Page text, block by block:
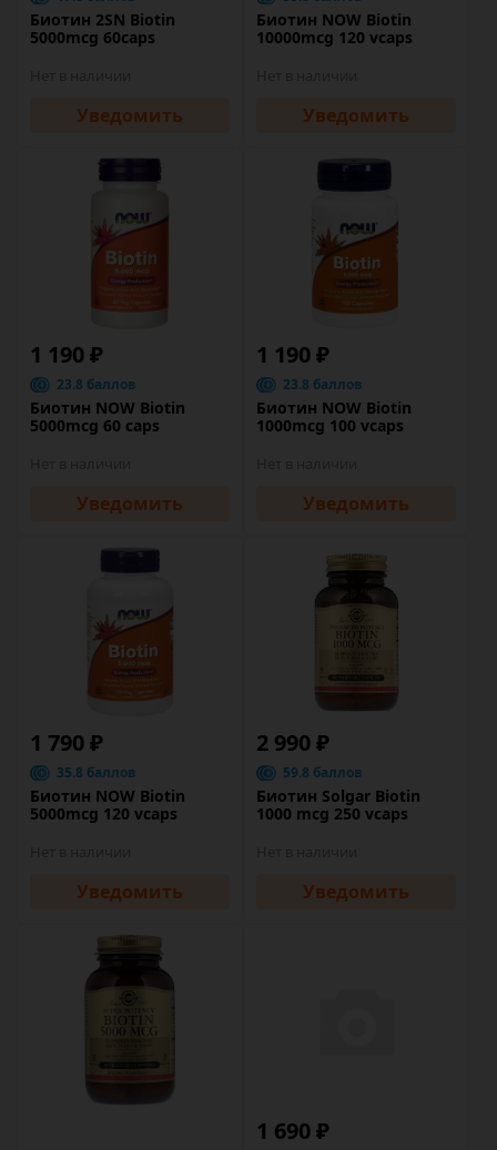
Биотин 2SN Biotin
5000mcg 60caps
Уведомить
Биотин NOW Biotin
10000mcg 120 vcaps
Уведомить
1 190 ₽
23.8 баллов
Биотин NOW Biotin
5000mcg 60 caps
Уведомить
1 190 ₽
23.8 баллов
Биотин NOW Biotin
1000mcg 100 vcaps
Уведомить
1 790 ₽
35.8 баллов
Биотин NOW Biotin
5000mcg 120 vcaps
Уведомить
2 990 ₽
59.8 баллов
Биотин Solgar Biotin
1000 mcg 250 vcaps
Уведомить
1 690 ₽